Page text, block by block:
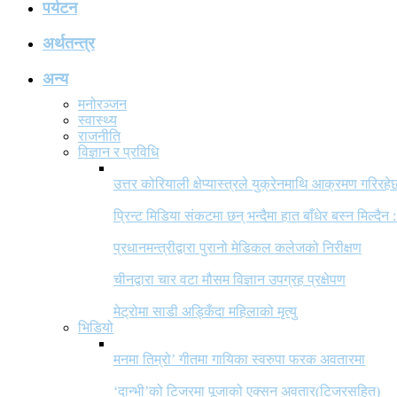
पर्यटन
अर्थतन्त्र
अन्य
मनोरञ्जन
स्वास्थ्य
राजनीति
विज्ञान र प्रविधि
उत्तर कोरियाली क्षेप्यास्त्रले युक्रेनमाथि आक्रमण
प्रिन्ट मिडिया संकटमा छन् भन्दैमा हात बाँधेर बस्न मिल्दैन
प्रधानमन्त्रीद्वारा पुरानो मेडिकल कलेजको निरीक्षण
चीनद्वारा चार वटा मौसम विज्ञान उपग्रह प्रक्षेपण
मेट्रोमा साडी अड्किँदा महिलाको मृत्यु
भिडियो
मनमा तिम्रो’ गीतमा गायिका स्वरुपा फरक अवतारमा
‘दान्भी’को टिजरमा पूजाको एक्सन अवतार(टिजरसहित)